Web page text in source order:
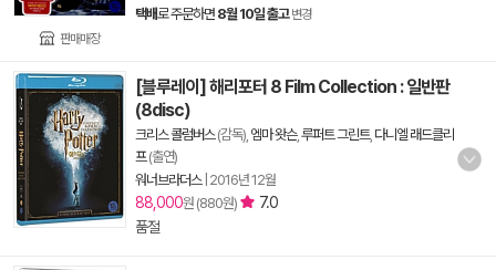
판매매장
택배로 주문하면 8월 10일 출고 변경
[블루레이] 해리포터 8 Film Collection : 일반판
(8disc)
크리스 콜럼버스(감독), 엠마 왓슨, 루퍼트 그린트, 다니엘 래드클리
프(출연)
워너브라더스| 2016년 12월
88,000원 (880원)
7.0
품절